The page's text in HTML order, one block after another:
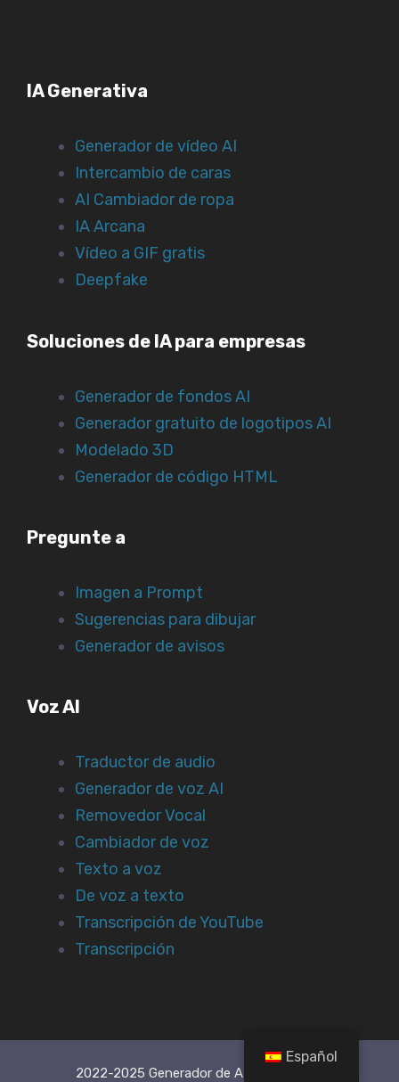
IA Generativa
Generador de vídeo AI
Intercambio de caras
AI Cambiador de ropa
IA Arcana
Vídeo a GIF gratis
Deepfake
Soluciones de IA para empresas
Generador de fondos AI
Generador gratuito de logotipos AI
Modelado 3D
Generador de código HTML
Pregunte a
Imagen a Prompt
Sugerencias para dibujar
Generador de avisos
Voz AI
Traductor de audio
Generador de voz AI
Removedor Vocal
Cambiador de voz
Texto a voz
De voz a texto
Transcripción de YouTube
Transcripción
2022-2025 Generador de AI Art gratuito
Español